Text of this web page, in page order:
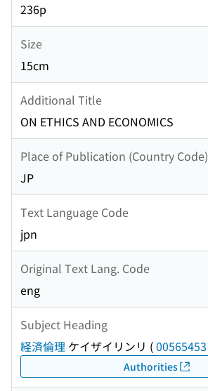
236p
Size
15cm
Additional Title
ON ETHICS AND ECONOMICS
Place of Publication (Country Code)
JP
Text Language Code
jpn
Original Text Lang. Code
eng
Subject Heading
経済倫理 ケイザイリンリ (00565453
Authorities